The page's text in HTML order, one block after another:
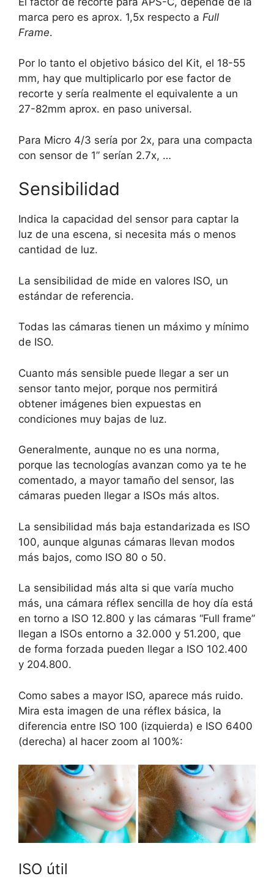
marca pero es aprox. 1,5x respecto a Full
Frame.
Por lo tanto el objetivo básico del Kit, el 18-55
mm, hay que multiplicarlo por ese factor de
recorte y sería realmente el equivalente a un
27-82mm aprox. en paso universal.
Para Micro 4/3 sería por 2x, para una compacta
con sensor de 1” serían 2.7x, …
Sensibilidad
Indica la capacidad del sensor para captar la
luz de una escena, si necesita más o menos
cantidad de luz.
La sensibilidad de mide en valores ISO, un
estándar de referencia.
Todas las cámaras tienen un máximo y mínimo
de ISO.
Cuanto más sensible puede llegar a ser un
sensor tanto mejor, porque nos permitirá
obtener imágenes bien expuestas en
condiciones muy bajas de luz.
Generalmente, aunque no es una norma,
porque las tecnologías avanzan como ya te he
comentado, a mayor tamaño del sensor, las
cámaras pueden llegar a ISOs más altos.
La sensibilidad más baja estandarizada es ISO
100, aunque algunas cámaras llevan modos
más bajos, como ISO 80 o 50.
La sensibilidad más alta si que varía mucho
más, una cámara réflex sencilla de hoy día está
en torno a ISO 12.800 y las cámaras “Full frame”
llegan a ISOs entorno a 32.000 y 51.200, que
de forma forzada pueden llegar a ISO 102.400
y 204.800.
Como sabes a mayor ISO, aparece más ruido.
Mira esta imagen de una réflex básica, la
diferencia entre ISO 100 (izquierda) e ISO 6400
(derecha) al hacer zoom al 100%:
ISO útil